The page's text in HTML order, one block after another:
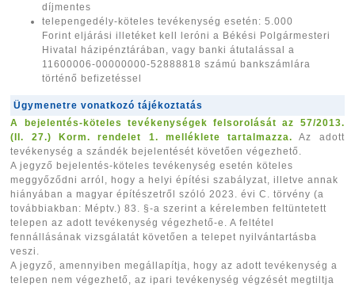
díjmentes
telepengedély-köteles tevékenység esetén: 5.000
Forint eljárási illetéket kell leróni a Békési Polgármesteri
Hivatal házipénztárában, vagy banki átutalással a
11600006-00000000-52888818 számú bankszámlára
történő befizetéssel
Ügymenetre vonatkozó tájékoztatás
A bejelentés-köteles tevékenységek felsorolását az 57/2013.
(II. 27.) Korm. rendelet 1. melléklete tartalmazza. Az adott
tevékenység a szándék bejelentését követően végezhető.
A jegyző bejelentés-köteles tevékenység esetén köteles
meggyőződni arról, hogy a helyi építési szabályzat, illetve annak
hiányában a magyar építészetről szóló 2023. évi C. törvény (a
továbbiakban: Méptv.) 83. §-a szerint a kérelemben feltüntetett
telepen az adott tevékenység végezhető-e. A feltétel
fennállásának vizsgálatát követően a telepet nyilvántartásba
veszi.
A jegyző, amennyiben megállapítja, hogy az adott tevékenység a
telepen nem végezhető, az ipari tevékenység végzését megtiltja